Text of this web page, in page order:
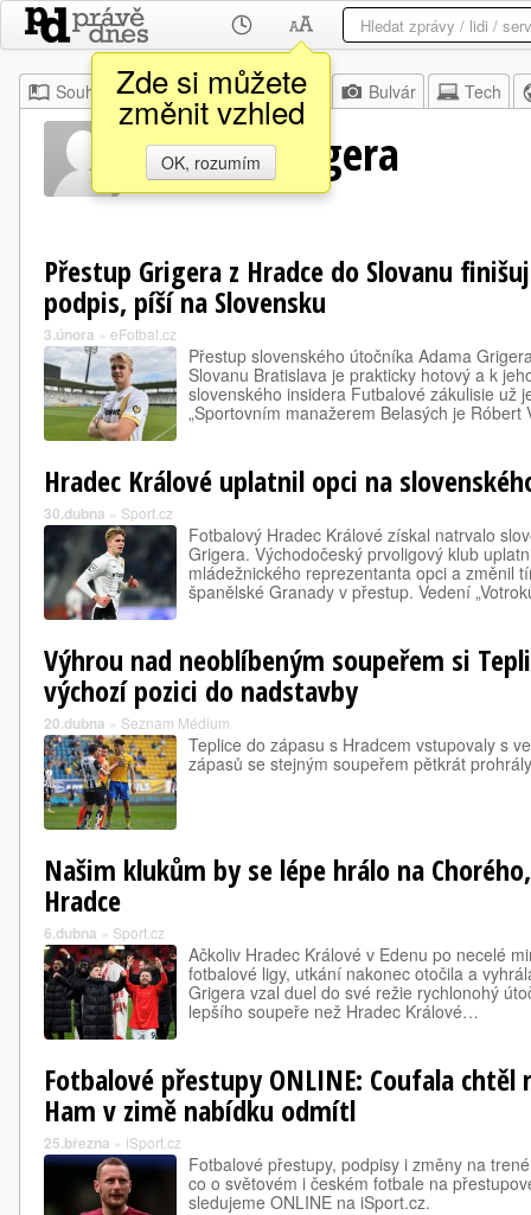
Zde si můžete
změnit vzhled
OK, rozumím
Souhrn Moje Z domova Bulvár Tech
Adama Grigera
Přestup Grigera z Hradce do Slovanu
podpis, píší na Slovensku
3.února » eFotbal.cz
Přestup slovenského útočníka Adama
Slovanu Bratislava je prakticky hotový a k
slovenského insidera Futbalové zákulisie už
„Sportovním manažerem Belasých je
Hradec Králové uplatnil opci na
30.dubna » Sport.cz
Fotbalový Hradec Králové získal natrvalo
Grigera. Východočeský prvoligový klub
mládežnického reprezentanta opci a změnil
španělské Granady v přestup. Vedení
Výhrou nad neoblíbeným soupeřem si
výchozí pozici do nadstavby
20.dubna » Seznam Médium
Teplice do zápasu s Hradcem vstupovaly s
zápasů se stejným soupeřem pětkrát
Našim klukům by se lépe hrálo na
Hradce
6.dubna » Sport.cz
Ačkoliv Hradec Králové v Edenu po necelé
fotbalové ligy, utkání nakonec otočila a
Grigera vzal duel do své režie rychlonohý
lepšího soupeře než Hradec Králové…
Fotbalové přestupy ONLINE: Coufala
Ham v zimě nabídku odmítl
25.března » iSport.cz
Fotbalové přestupy, podpisy i změny na
co o světovém i českém fotbale na
sledujeme ONLINE na iSport.cz.